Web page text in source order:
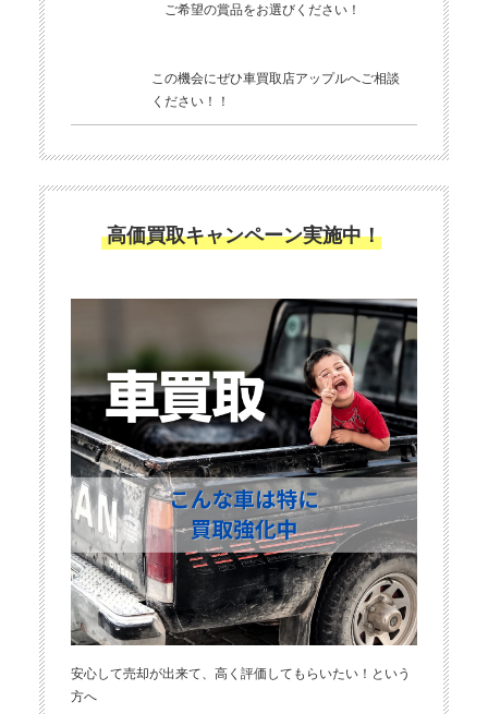
ご希望の賞品をお選びください！
この機会にぜひ車買取店アップルへご相談
ください！！
高価買取キャンペーン実施中！
安心して売却が出来て、高く評価してもらいたい！という
方へ